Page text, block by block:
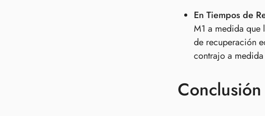
En Tiempos de
M1 a medida que
de recuperación
contrajo a
Conclusión